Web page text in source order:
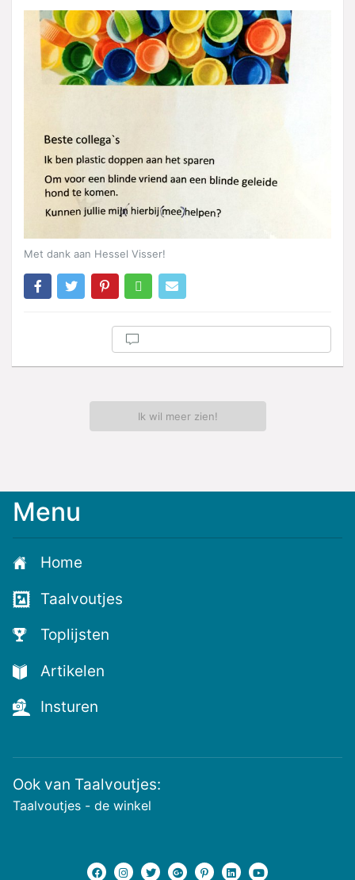
Met dank aan Hessel Visser!
Ik wil meer zien!
Meld
voor
de
nieuwste
voutjes
en
de
voutste
nieuwtjes!
Menu
Home
Taalvoutjes
Toplijsten
Artikelen
Insturen
Ook van Taalvoutjes:
Taalvoutjes - de winkel